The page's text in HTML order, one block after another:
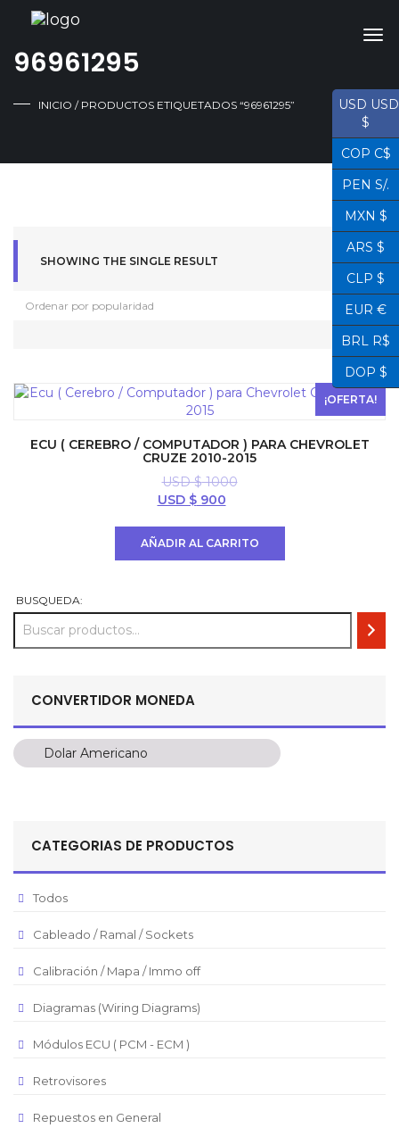
96961295
INICIO / PRODUCTOS ETIQUETADOS “96961295”
SHOWING THE SINGLE RESULT
¡OFERTA!
ECU ( CEREBRO / COMPUTADOR ) PARA CHEVROLET
CRUZE 2010-2015
USD $1000
El
USD $900El
AÑADIR AL CARRITO
BUSQUEDA:
CONVERTIDOR MONEDA
Dolar Americano
Dolar Americano
Pesos Mexicanos
Euro
Real Brasilero
CATEGORIAS DE PRODUCTOS
Todos
Cableado / Ramal / Sockets
Calibración / Mapa / Immo off
Diagramas (Wiring Diagrams)
Módulos ECU ( PCM - ECM )
Retrovisores
Repuestos en General
USD USD
$
COP C$
PEN S/.
MXN $
ARS $
CLP $
EUR €
BRL R$
DOP $